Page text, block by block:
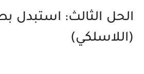
الحل الثالث: استبدل
(اللاسلكي)